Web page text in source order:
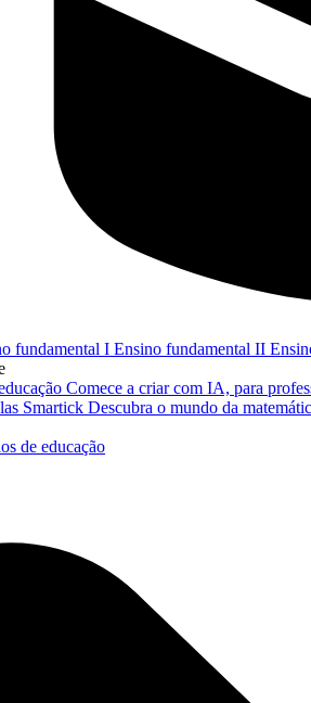
fundamental I Ensino fundamental II
Comece a criar com IA, para
Smartick Descubra o mundo da
de educação